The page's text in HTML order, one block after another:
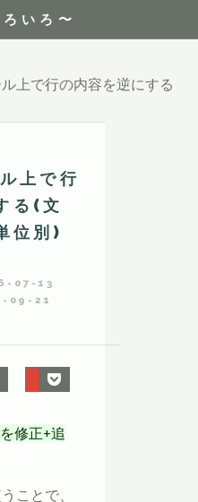
いろ〜
上で行の内容を逆にする
上で行
る(文
位別)
07-13
09-21
修正+追
ことで、